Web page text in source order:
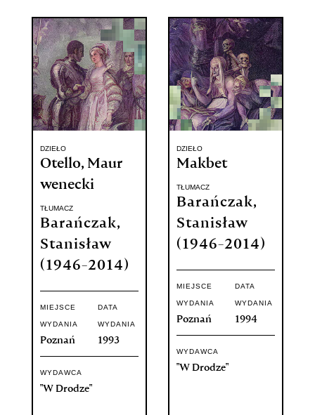
DZIEŁO
Otello, Maur
wenecki
TŁUMACZ
Barańczak,
Stanisław
(1946-2014)
MIEJSCE
WYDANIA
Poznań
DATA
WYDANIA
1993
WYDAWCA
"W Drodze"
DZIEŁO
Makbet
TŁUMACZ
Barańczak,
Stanisław
(1946-2014)
MIEJSCE
WYDANIA
Poznań
DATA
WYDANIA
1994
WYDAWCA
"W Drodze"